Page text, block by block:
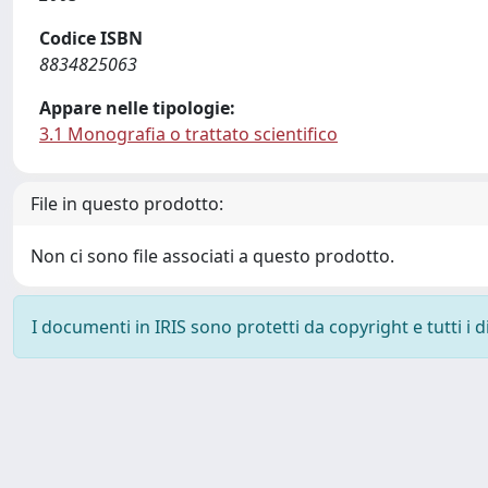
Codice ISBN
8834825063
Appare nelle tipologie:
3.1 Monografia o trattato scientifico
File in questo prodotto:
Non ci sono file associati a questo prodotto.
I documenti in IRIS sono protetti da copyright e tutti i